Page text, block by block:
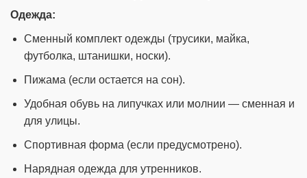
Одежда:
Сменный комплект одежды (трусики, майка,
футболка, штанишки, носки).
Пижама (если остается на сон).
Удобная обувь на липучках или молнии — сменная и
для улицы.
Спортивная форма (если предусмотрено).
Нарядная одежда для утренников.